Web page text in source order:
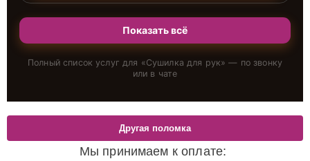
Показать всё
Полный список услуг для «Сушилка для рук» — по звонку
или в чате
Мы принимаем к оплате:
Другая поломка